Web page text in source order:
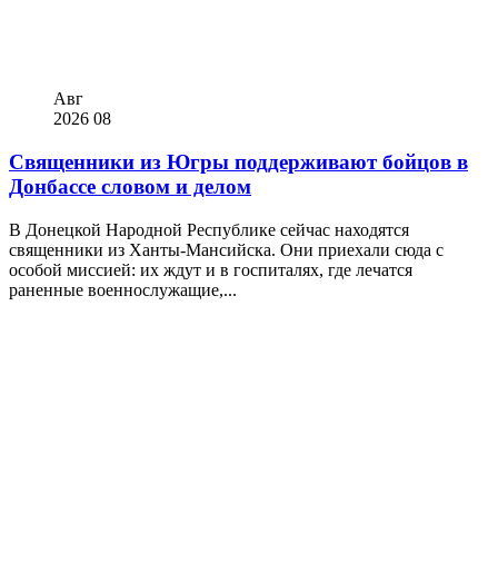
Авг
2026 08
Священники из Югры поддерживают бойцов в
Донбассе словом и делом
В Донецкой Народной Республике сейчас находятся
священники из Ханты-Мансийска. Они приехали сюда с
особой миссией: их ждут и в госпиталях, где лечатся
раненные военнослужащие,...